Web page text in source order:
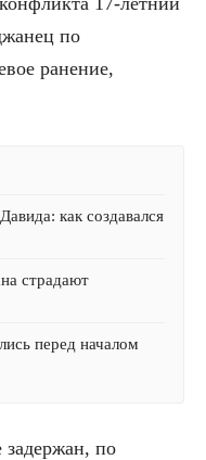
по
ранение,
как создавался
страдают
перед началом
задержан, по